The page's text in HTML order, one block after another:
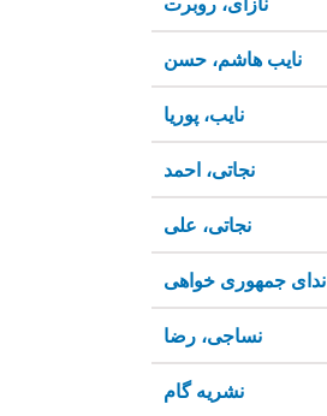
نایب هاشم، حسن
نایب، پوریا
نجاتی، احمد
نجاتی، علی
ندای جمهوری خواهی
نساجی، رضا
نشریه گام